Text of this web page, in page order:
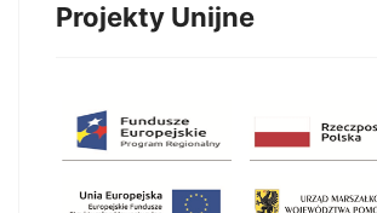
Projekty Unijne